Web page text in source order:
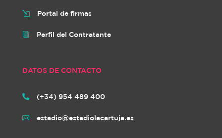
l Portal de firmas
i Perfil del Contratante
DATOS DE CONTACTO
 (+34) 954 489 400
 estadio@estadiolacartuja.es